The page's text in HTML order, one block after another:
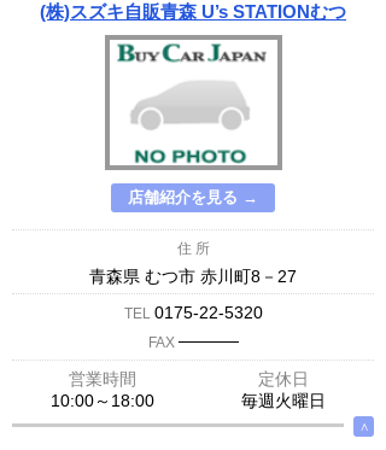
(株)スズキ自販青森 U’s STATIONむつ
店舗紹介を見る →
住 所
青森県 むつ市 赤川町8－27
TEL 0175-22-5320
FAX ─────
営業時間
定休日
10:00～18:00
毎週火曜日
∧